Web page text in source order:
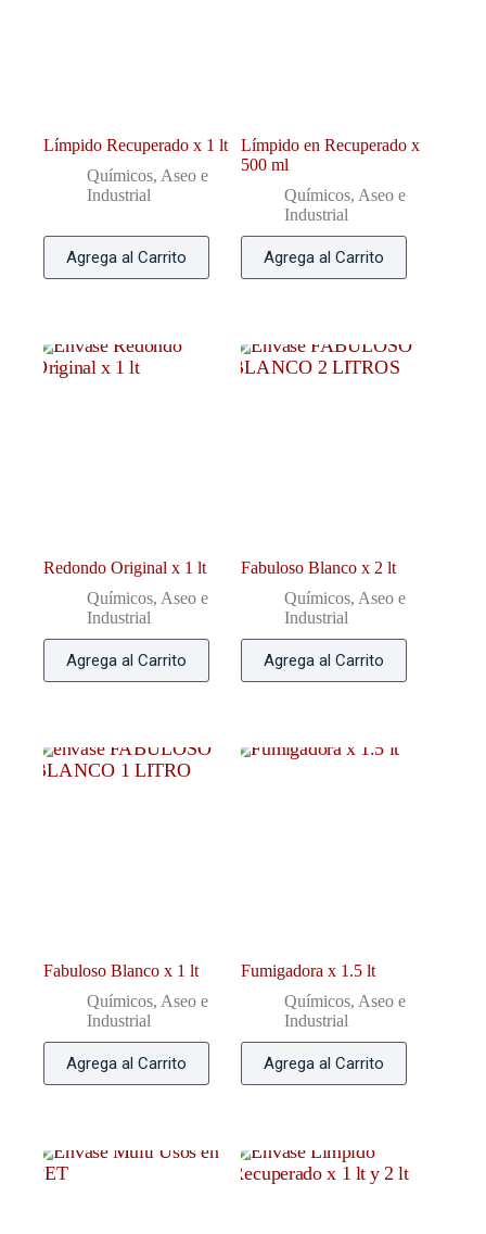
Límpido Recuperado x 1 lt
Químicos, Aseo e
Industrial
Agrega al Carrito
Límpido en Recuperado x
500 ml
Químicos, Aseo e
Industrial
Agrega al Carrito
Redondo Original x 1 lt
Químicos, Aseo e
Industrial
Agrega al Carrito
Fabuloso Blanco x 2 lt
Químicos, Aseo e
Industrial
Agrega al Carrito
Fabuloso Blanco x 1 lt
Químicos, Aseo e
Industrial
Agrega al Carrito
Fumigadora x 1.5 lt
Químicos, Aseo e
Industrial
Agrega al Carrito